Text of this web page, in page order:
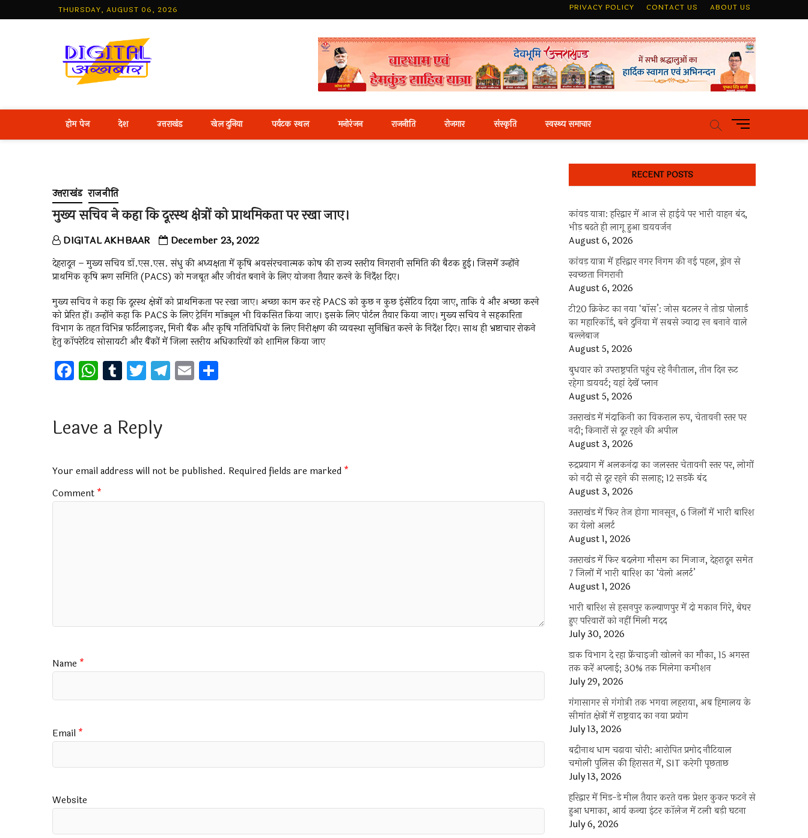
to
THURSDAY, AUGUST 06, 2026 PRIVACY POLICY CONTACT US ABOUT US
Best Hindi News Portal
होम पेज देश उत्तराखंड खेल दुनिया पर्यटक स्थल मनोरंजन राजनीति रोजगार संस्कृति स्वस्थ्य समाचार
M
e
u
u
t
उत्तराखंड राजनीति
मुख्य सचिव ने कहा कि दूरस्थ क्षेत्रों को प्राथमिकता पर रखा जाए।
DIGITAL AKHBAAR December 23, 2022
देहरादून – मुख्य सचिव डॉ.एस.एस. संधु की अध्यक्षता में कृषि अवसंरचनात्मक कोष की राज्य स्तरीय निगरानी समिति की बैठक हुई। जिसमें उन्होंने
प्राथमिक कृषि ऋण समिति (PACS) को मजबूत और जीवंत बनाने के लिए योजना तैयार करने के निर्देश दिए।
मुख्य सचिव ने कहा कि दूरस्थ क्षेत्रों को प्राथमिकता पर रखा जाए। अच्छा काम कर रहे PACS को कुछ न कुछ इंसेंटिव दिया जाए, ताकि वे और अच्छा करने
को प्रेरित हों। उन्होंने कहा कि PACS के लिए ट्रेनिंग मॉड्यूल भी विकसित किया जाए। इसके लिए पोर्टल तैयार किया जाए। मुख्य सचिव ने सहकारिता
विभाग के तहत विभिन्न फर्टिलाइजर, मिनी बैंक और कृषि गतिविधियों के लिए निरीक्षण की व्यवस्था सुनिश्चित करने के निर्देश दिए। साथ ही भ्रष्टाचार रोकने
हेतु कॉपरेटिव सोसायटी और बैंकों में जिला स्तरीय अधिकारियों को शामिल किया जाए
F
a
b
o
k
W
h
s
p
p
T
u
bl
T
wi
er
T
el
m
E
m
Leave a Reply
Your email address will not be published. Required fields are marked *
Comment *
Name *
Email *
Website
RECENT POSTS
कांवड़ यात्रा: हरिद्वार में आज से हाईवे पर भारी वाहन बंद,
भीड़ बढ़ते ही लागू हुआ डायवर्जन
August 6, 2026
कांवड़ यात्रा में हरिद्वार नगर निगम की नई पहल, ड्रोन से
स्वच्छता निगरानी
August 6, 2026
टी20 क्रिकेट का नया ‘बॉस’: जोस बटलर ने तोड़ा पोलार्ड
का महारिकॉर्ड, बने दुनिया में सबसे ज्यादा रन बनाने वाले
बल्लेबाज
August 5, 2026
बुधवार को उपराष्ट्रपति पहुंच रहे नैनीताल, तीन दिन रूट
रहेगा डायवर्ट; यहां देखें प्‍लान
August 5, 2026
उत्तराखंड में मंदाकिनी का विकराल रूप, चेतावनी स्तर पर
नदी; किनारों से दूर रहने की अपील
August 3, 2026
रुद्रप्रयाग में अलकनंदा का जलस्तर चेतावनी स्तर पर, लोगों
को नदी से दूर रहने की सलाह; 12 सड़कें बंद
August 3, 2026
उत्तराखंड में फिर तेज होगा मानसून, 6 जिलों में भारी बारिश
का येलो अलर्ट
August 1, 2026
उत्तराखंड में फिर बदलेगा मौसम का मिजाज, देहरादून समेत
7 जिलों में भारी बारिश का ‘येलो अलर्ट’
August 1, 2026
भारी बारिश से हसनपुर कल्याणपुर में दो मकान गिरे, बेघर
हुए परिवारों को नहीं मिली मदद
July 30, 2026
डाक विभाग दे रहा फ्रेंचाइजी खोलने का मौका, 15 अगस्त
तक करें अप्लाई; 30% तक मिलेगा कमीशन
July 29, 2026
गंगासागर से गंगोत्री तक भगवा लहराया, अब हिमालय के
सीमांत क्षेत्रों में राष्ट्रवाद का नया प्रयोग
July 13, 2026
बद्रीनाथ धाम चढ़ावा चोरी: आरोपित प्रमोद नौटियाल
चमोली पुलिस की हिरासत में, SIT करेगी पूछताछ
July 13, 2026
हरिद्वार में मिड-डे मील तैयार करते वक्त प्रेशर कुकर फटने से
हुआ धमाका, आर्य कन्या इंटर कॉलेज में टली बड़ी घटना
July 6, 2026